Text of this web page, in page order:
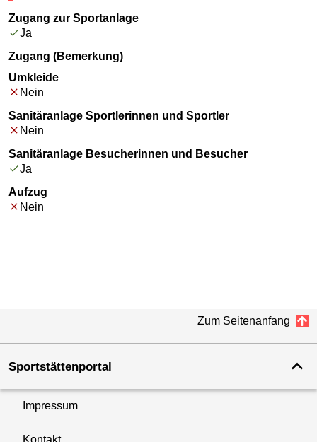
Zugang zur Sportanlage
Ja
Zugang (Bemerkung)
Umkleide
Nein
Sanitäranlage Sportlerinnen und Sportler
Nein
Sanitäranlage Besucherinnen und Besucher
Ja
Aufzug
Nein
Zum Seitenanfang
Sportstättenportal
Impressum